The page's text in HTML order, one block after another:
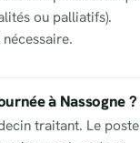
ou palliatifs).
à Nassogne ?
traitant. Le poste